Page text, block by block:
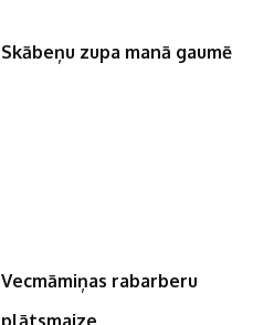
Skābeņu zupa manā gaumē
Vecmāmiņas rabarberu
plātsmaize